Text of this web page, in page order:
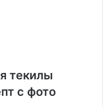
текилы
с фото